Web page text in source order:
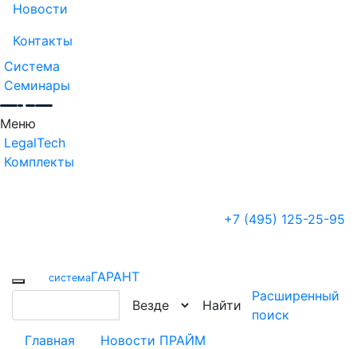
Новости
Контакты
Система
Семинары
Меню
LegalTech
Комплекты
+7 (495) 125-25-95
cистемаГАРАНТ
Найти
Расширенный
поиск
Главная
Новости ПРАЙМ